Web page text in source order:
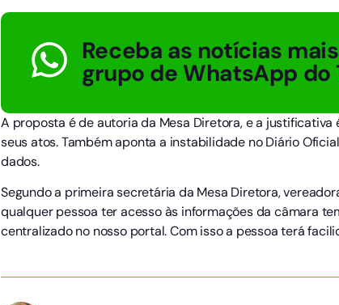
Receba as notícias
grupo de WhatsApp do
A proposta é de autoria da Mesa Diretora, e a
seus atos. Também aponta a instabilidade no Diário
dados.
Segundo a primeira secretária da Mesa Diretora,
qualquer pessoa ter acesso às informações da câmara
centralizado no nosso portal. Com isso a pessoa terá